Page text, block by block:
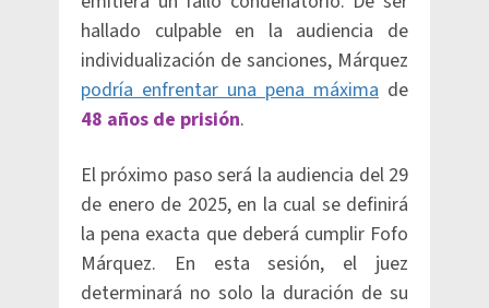
hallado culpable en la audiencia de
individualización de sanciones, Márquez
podría enfrentar una pena máxima de
48 años de prisión.
El próximo paso será la audiencia del 29
de enero de 2025, en la cual se definirá
la pena exacta que deberá cumplir Fofo
Márquez. En esta sesión, el juez
determinará no solo la duración de su